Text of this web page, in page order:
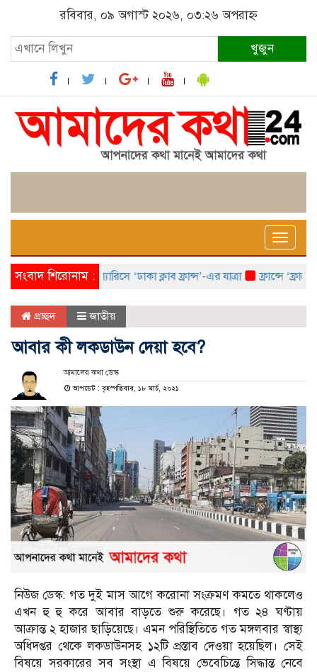
রবিবার, ০৯ অগাস্ট ২০২৬, ০৩:২৬ অপরাহ্ন
খুজুন
Toggle
সংবাদ শিরোনাম :প্যারিসে ‘ঢাকা ক্লাব ফ্রান্স’-এর যাত্রা ফ্রান্সে ‘ফ্রাঙ্কো
প্রচ্ছদ জাতীয়
আবার কী লকডাউন দেয়া হবে?
আমাদের কথা ডেস্ক
আপডেট : বৃহস্পতিবার, ১৮ মার্চ, ২০২১
নিউজ ডেস্ক: গত দুই মাস আগে করোনা সংক্রমণ কমতে থাকলেও
এখন হু হু করে আবার বাড়তে শুরু করেছে। গত ২৪ ঘণ্টায়
আক্রান্ত ২ হাজার ছাড়িয়েছে। এমন পরিস্থিতিতে গত মঙ্গলবার স্বাস্থ্য
অধিদপ্তর থেকে লকডাউনসহ ১২টি প্রস্তাব দেওয়া হয়েছিল। সেই
বিষয়ে সরকারের সব সংস্থা এ বিষয়ে ভেবেচিন্তে সিদ্ধান্ত নেবে